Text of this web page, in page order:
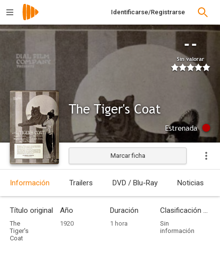
Identificarse/Registrarse
--
Sin valorar
The Tiger's Coat
Estrenada
Marcar ficha
Información Trailers DVD / Blu-Ray Noticias
Título original
The
Tiger's
Coat
Año
1920
Duración
1 hora
Clasificación por edades
Sin
información